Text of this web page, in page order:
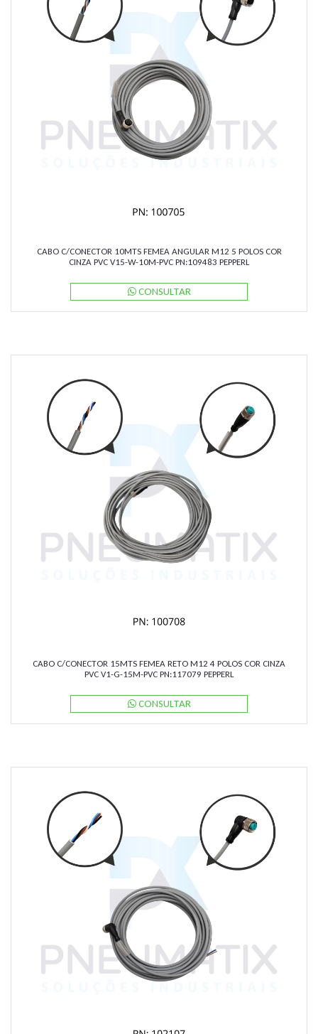
CABO C/CONECTOR 10MTS FEMEA ANGULAR M12 5 POLOS COR
CINZA PVC V15-W-10M-PVC PN:109483 PEPPERL
CONSULTAR
CABO C/CONECTOR 15MTS FEMEA RETO M12 4 POLOS COR CINZA
PVC V1-G-15M-PVC PN:117079 PEPPERL
CONSULTAR